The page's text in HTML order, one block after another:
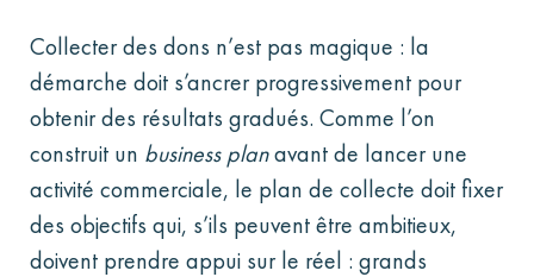
Collecter des dons n’est pas magique : la
démarche doit s’ancrer progressivement pour
obtenir des résultats gradués. Comme l’on
construit un business planavant de lancer une
activité commerciale, le plan de collecte doit fixer
des objectifs qui, s’ils peuvent être ambitieux,
doivent prendre appui sur le réel : grands